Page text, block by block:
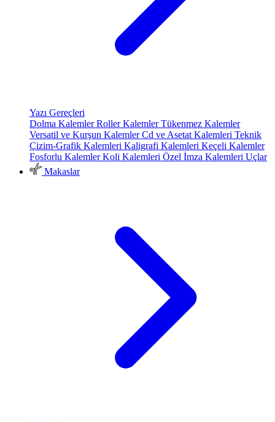
Yazı Gereçleri
Dolma KalemlerRoller KalemlerTükenmez Kalemler
Versatil ve Kurşun KalemlerCd ve Asetat Kalemleri Teknik
Çizim-Grafik Kalemleri Kaligrafi Kalemleri Keçeli Kalemler
Fosforlu KalemlerKoli Kalemleri Özel İmza Kalemleri Uçlar
Makaslar